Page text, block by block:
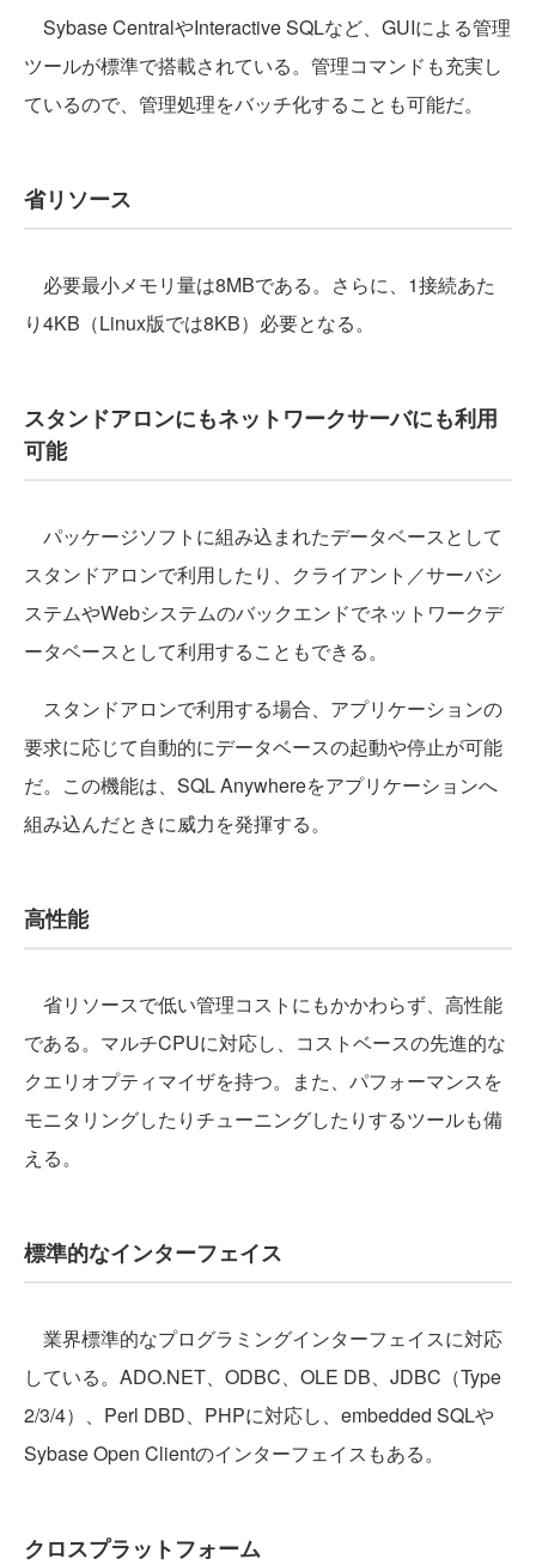
Sybase CentralやInteractive SQLなど、GUIによる管理
ツールが標準で搭載されている。管理コマンドも充実し
ているので、管理処理をバッチ化することも可能だ。
省リソース
必要最小メモリ量は8MBである。さらに、1接続あた
り4KB（Linux版では8KB）必要となる。
スタンドアロンにもネットワークサーバにも利用
可能
パッケージソフトに組み込まれたデータベースとして
スタンドアロンで利用したり、クライアント／サーバシ
ステムやWebシステムのバックエンドでネットワークデ
ータベースとして利用することもできる。
スタンドアロンで利用する場合、アプリケーションの
要求に応じて自動的にデータベースの起動や停止が可能
だ。この機能は、SQL Anywhereをアプリケーションへ
組み込んだときに威力を発揮する。
高性能
省リソースで低い管理コストにもかかわらず、高性能
である。マルチCPUに対応し、コストベースの先進的な
クエリオプティマイザを持つ。また、パフォーマンスを
モニタリングしたりチューニングしたりするツールも備
える。
標準的なインターフェイス
業界標準的なプログラミングインターフェイスに対応
している。ADO.NET、ODBC、OLE DB、JDBC（Type
2/3/4）、Perl DBD、PHPに対応し、embedded SQLや
Sybase Open Clientのインターフェイスもある。
クロスプラットフォーム